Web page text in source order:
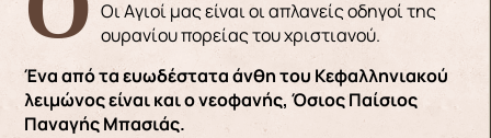
Οι Aγιοί μας είναι οι απλανείς οδηγοί της
ουρανίου πορείας του χριστιανού.
Ένα από τα ευωδέστατα άνθη του Κεφαλληνιακού
λειμώνος είναι και ο νεοφανής, Όσιος Παίσιος
Παναγής Μπασιάς.